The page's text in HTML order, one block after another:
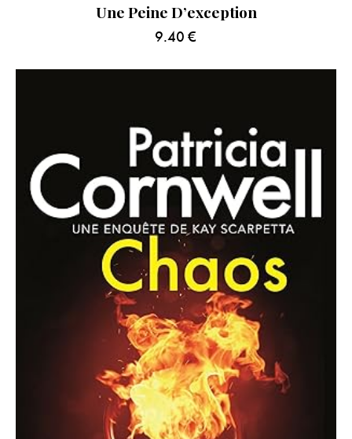
Une Peine D’exception
9.40 €